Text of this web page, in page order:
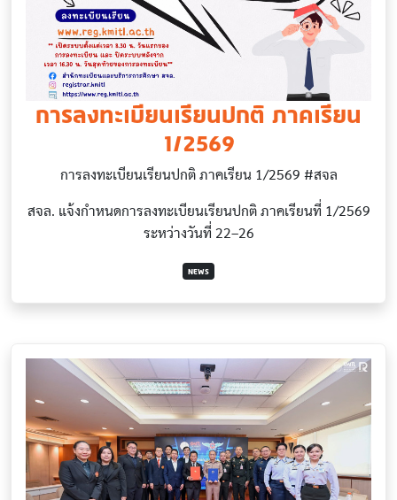
การลงทะเบียนเรียนปกติ ภาคเรียน
1/2569
การลงทะเบียนเรียนปกติ ภาคเรียน 1/2569 #สจล
สจล. แจ้งกำหนดการลงทะเบียนเรียนปกติ ภาคเรียนที่ 1/2569
ระหว่างวันที่ 22–26
NEWS